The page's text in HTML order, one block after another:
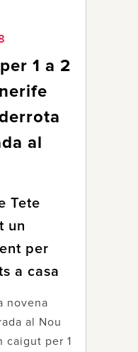
1 a 2
al
Tete
un
per
a casa
novena
al Nou
caigut per 1